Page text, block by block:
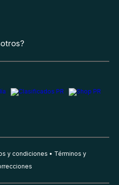
y condiciones
Términos y